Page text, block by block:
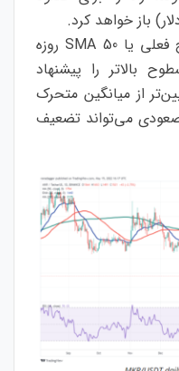
از طرف دیگر، اگر قیمت از سطح فعلی یا SMA 50 روزه
بالاتر را پیشنهاد
از میانگین متحرک
صعودی می‌تواند تضعیف